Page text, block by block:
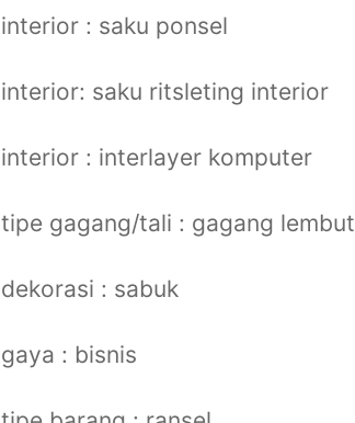
interior : saku ponsel
interior: saku ritsleting interior
interior : interlayer komputer
tipe gagang/tali : gagang lembut
dekorasi : sabuk
gaya : bisnis